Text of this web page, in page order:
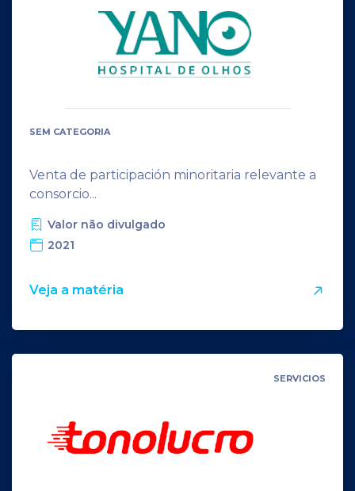
SEM CATEGORIA
Venta de participación minoritaria relevante a
consorcio...
Valor não divulgado
2021
Veja a matéria
SERVICIOS